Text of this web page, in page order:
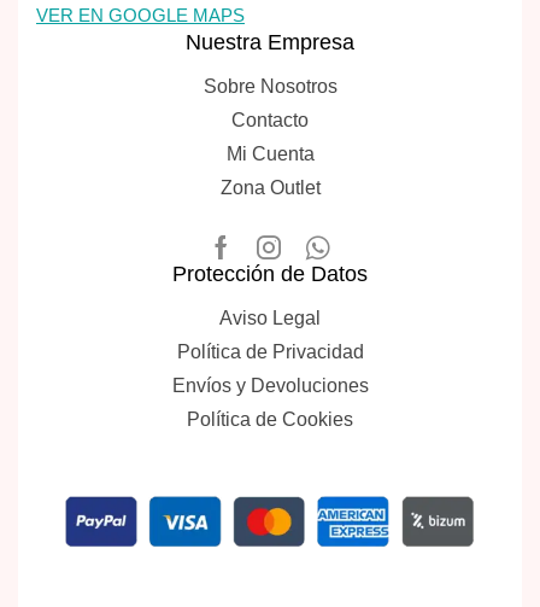
VER EN GOOGLE MAPS
Nuestra Empresa
Sobre Nosotros
Contacto
Mi Cuenta
Zona Outlet
Protección de Datos
Aviso Legal
Política de Privacidad
Envíos y Devoluciones
Política de Cookies